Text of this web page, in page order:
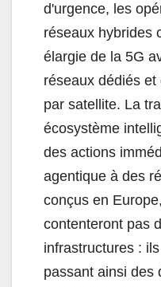
d'urgence, les
réseaux hybrides
élargie de la 5G
réseaux dédiés
par satellite. La
écosystème
des actions
agentique à des
conçus en
contenteront pas
infrastructures :
passant ainsi des